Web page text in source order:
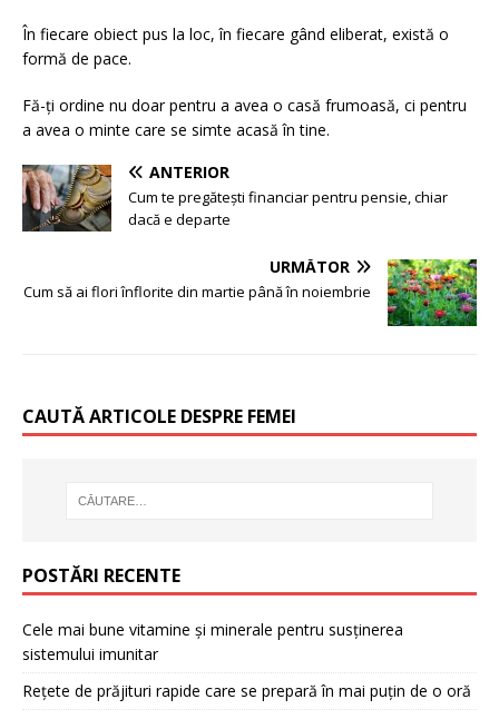
În fiecare obiect pus la loc, în fiecare gând eliberat, există o
formă de pace.
Fă-ți ordine nu doar pentru a avea o casă frumoasă, ci pentru
a avea o minte care se simte acasă în tine.
ANTERIOR
Cum te pregătești financiar pentru pensie, chiar
dacă e departe
URMĂTOR
Cum să ai flori înflorite din martie până în noiembrie
CAUTĂ ARTICOLE DESPRE FEMEI
POSTĂRI RECENTE
Cele mai bune vitamine și minerale pentru susținerea
sistemului imunitar
Rețete de prăjituri rapide care se prepară în mai puțin de o oră